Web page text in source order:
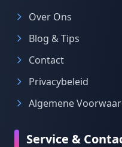
Over Ons
Blog & Tips
Contact
Privacybeleid
Algemene
Service &